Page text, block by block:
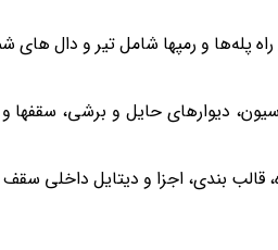
پله‌ها و رمپها شامل تیر و دال
دیوارهای حایل و برشی، سقفها
قالب بندی، اجزا و دیتایل داخلی